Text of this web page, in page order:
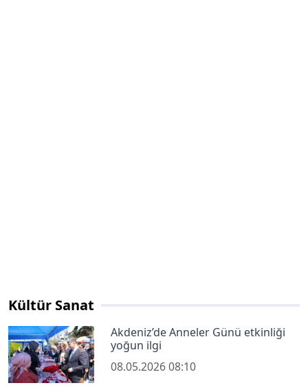
Kültür Sanat
Akdeniz’de Anneler Günü etkinliği
yoğun ilgi
08.05.2026 08:10